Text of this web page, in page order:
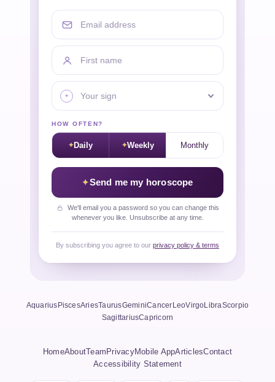
Email address
First name
Your sign
HOW OFTEN?
Daily Weekly Monthly
Send me my horoscope
We'll email you a password so you can change this
whenever you like. Unsubscribe at any time.
By subscribing you agree to our privacy policy & terms
Aquarius PiscesAriesTaurusGeminiCancer LeoVirgoLibraScorpio
SagittariusCapricorn
HomeAbout Team PrivacyMobile AppArticlesContact
Accessibility Statement